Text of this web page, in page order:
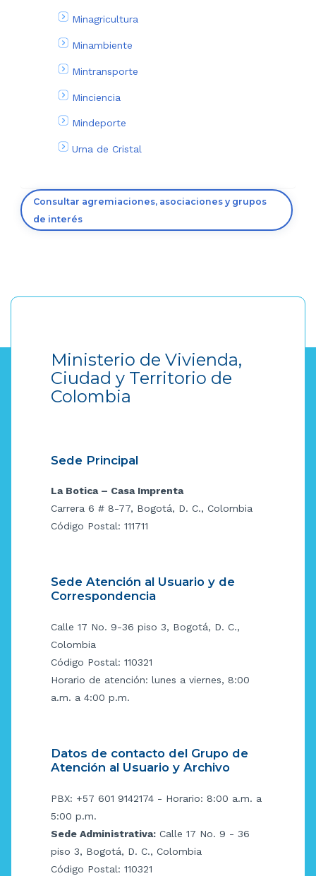
Minagricultura
Minambiente
Mintransporte
Minciencia
Mindeporte
Urna de Cristal
Consultar agremiaciones, asociaciones y grupos
de interés
Ministerio de Vivienda,
Ciudad y Territorio de
Colombia
Sede Principal
La Botica – Casa Imprenta
Carrera 6 # 8-77, Bogotá, D. C., Colombia
Código Postal: 111711
Sede Atención al Usuario y de
Correspondencia
Calle 17 No. 9-36 piso 3, Bogotá, D. C.,
Colombia
Código Postal: 110321
Horario de atención: lunes a viernes, 8:00
a.m. a 4:00 p.m.
Datos de contacto del Grupo de
Atención al Usuario y Archivo
PBX: +57 601 9142174 - Horario: 8:00 a.m. a
5:00 p.m.
Sede Administrativa: Calle 17 No. 9 - 36
piso 3, Bogotá, D. C., Colombia
Código Postal: 110321